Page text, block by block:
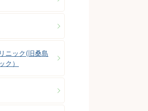
ニック(旧桑島
ク）